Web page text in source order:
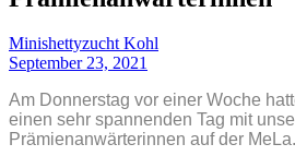
Minishettyzucht Kohl
September 23, 2021
Am Donnerstag vor einer Woche
einen sehr spannenden Tag mit
Prämienanwärterinnen auf der MeLa.